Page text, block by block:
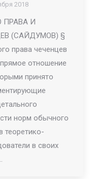
2018
И
(САЙДУМОВ) §
права чеченцев
отношение
принято
норм обычного
теоретико-
в своих